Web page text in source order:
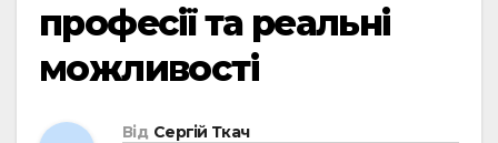
професії та реальні
можливості
Від Сергій Ткач